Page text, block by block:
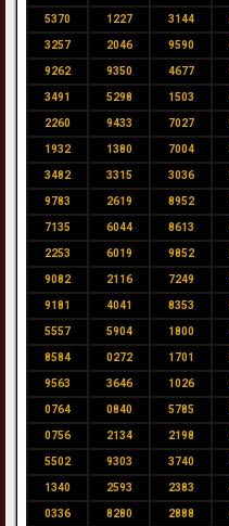
5370 1227 3144
3257 2046 9590
9262 9350 4677
3491 5298 1503
2260 9433 7027
1932 1380 7004
3482 3315 3036
9783 2619 8952
7135 6044 8613
2253 6019 9852
9082 2116 7249
9181 4041 8353
5557 5904 1800
8584 0272 1701
9563 3646 1026
0764 0840 5785
0756 2134 2198
5502 9303 3740
1340 2593 2383
0336 8280 2888